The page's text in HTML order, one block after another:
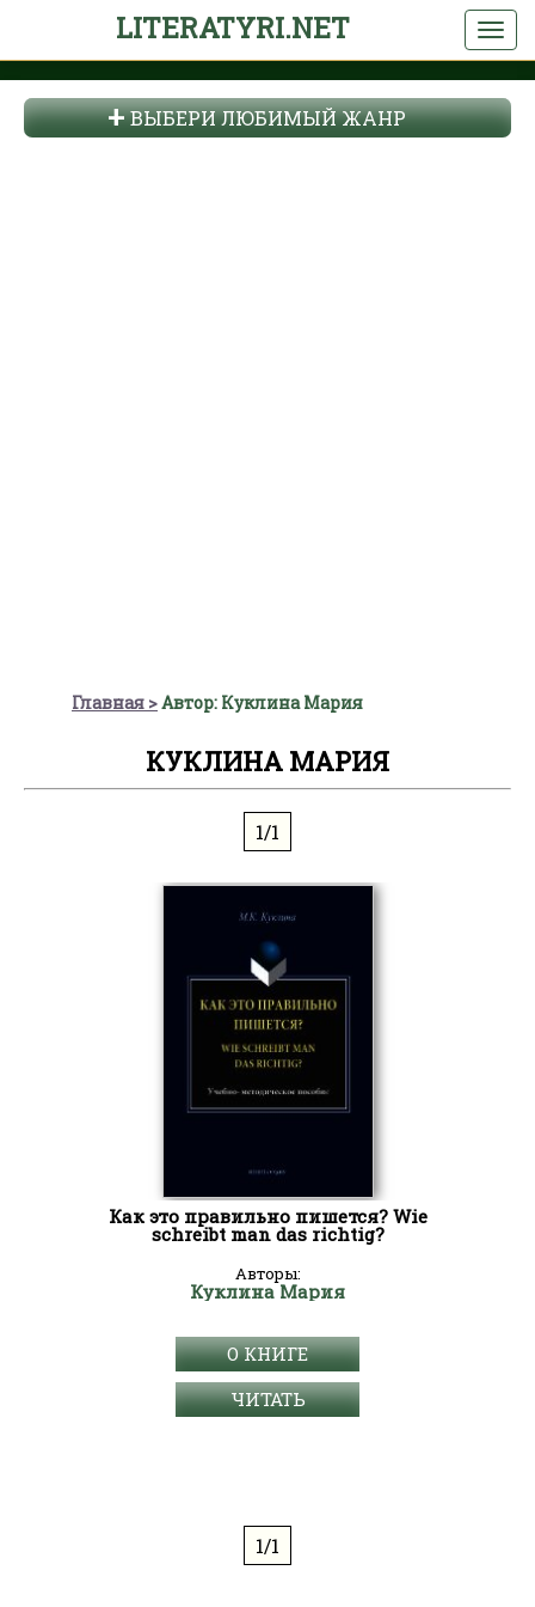
LITERATYRI.NET
ВЫБЕРИ ЛЮБИМЫЙ ЖАНР
Главная Автор: Куклина Мария
КУКЛИНА МАРИЯ
1/1
Как это правильно пишется? Wie
schreibt man das richtig?
Авторы:
Куклина Мария
О КНИГЕ
ЧИТАТЬ
1/1